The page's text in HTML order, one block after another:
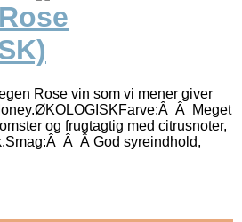
Rose vin som vi mener giver
Â Meget
og frugtagtig med citrusnoter,
Â Â God syreindhold,